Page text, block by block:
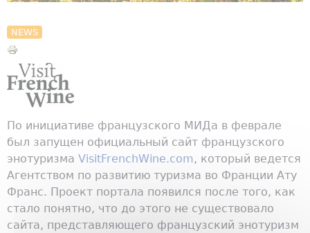
NEWS
По инициативе французского МИДа в феврале
был запущен официальный сайт французского
энотуризма VisitFrenchWine.com, который ведется
Агентством по развитию туризма во Франции Ату
Франс. Проект портала появился после того, как
стало понятно, что до этого не существовало
сайта, представляющего французский энотуризм